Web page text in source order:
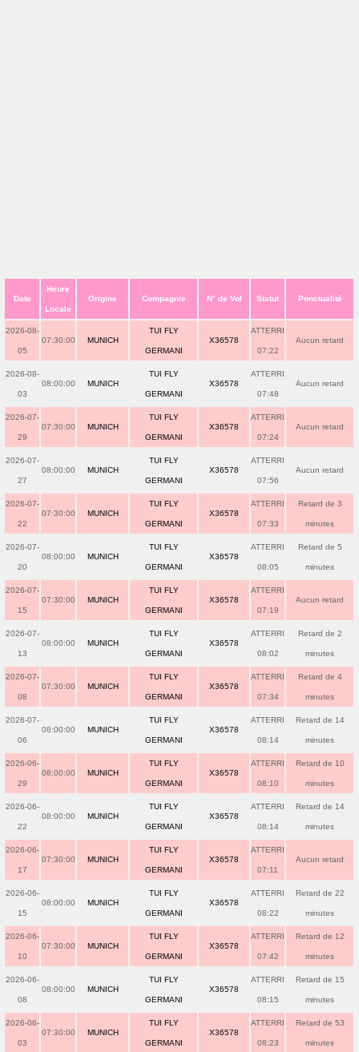
Date
Heure
Locale
Origine Compagnie N° de Vol Statut Ponctualité
2026-08-
05
07:30:00 MUNICH
TUI FLY
GERMANI
X36578
ATTERRI
07:22
Aucun retard
2026-08-
03
08:00:00 MUNICH
TUI FLY
GERMANI
X36578
ATTERRI
07:48
Aucun retard
2026-07-
29
07:30:00 MUNICH
TUI FLY
GERMANI
X36578
ATTERRI
07:24
Aucun retard
2026-07-
27
08:00:00 MUNICH
TUI FLY
GERMANI
X36578
ATTERRI
07:56
Aucun retard
2026-07-
22
07:30:00 MUNICH
TUI FLY
GERMANI
X36578
ATTERRI
07:33
Retard de 3
minutes
2026-07-
20
08:00:00 MUNICH
TUI FLY
GERMANI
X36578
ATTERRI
08:05
Retard de 5
minutes
2026-07-
15
07:30:00 MUNICH
TUI FLY
GERMANI
X36578
ATTERRI
07:19
Aucun retard
2026-07-
13
08:00:00 MUNICH
TUI FLY
GERMANI
X36578
ATTERRI
08:02
Retard de 2
minutes
2026-07-
08
07:30:00 MUNICH
TUI FLY
GERMANI
X36578
ATTERRI
07:34
Retard de 4
minutes
2026-07-
06
08:00:00 MUNICH
TUI FLY
GERMANI
X36578
ATTERRI
08:14
Retard de 14
minutes
2026-06-
29
08:00:00 MUNICH
TUI FLY
GERMANI
X36578
ATTERRI
08:10
Retard de 10
minutes
2026-06-
22
08:00:00 MUNICH
TUI FLY
GERMANI
X36578
ATTERRI
08:14
Retard de 14
minutes
2026-06-
17
07:30:00 MUNICH
TUI FLY
GERMANI
X36578
ATTERRI
07:11
Aucun retard
2026-06-
15
08:00:00 MUNICH
TUI FLY
GERMANI
X36578
ATTERRI
08:22
Retard de 22
minutes
2026-06-
10
07:30:00 MUNICH
TUI FLY
GERMANI
X36578
ATTERRI
07:42
Retard de 12
minutes
2026-06-
08
08:00:00 MUNICH
TUI FLY
GERMANI
X36578
ATTERRI
08:15
Retard de 15
minutes
2026-06-
03
07:30:00 MUNICH
TUI FLY
GERMANI
X36578
ATTERRI
08:23
Retard de 53
minutes